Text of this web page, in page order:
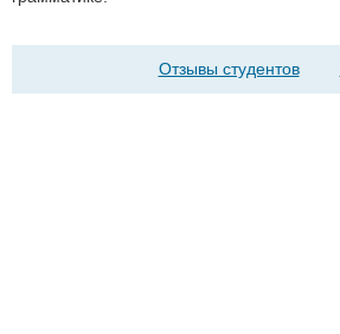
Отзывы студентов